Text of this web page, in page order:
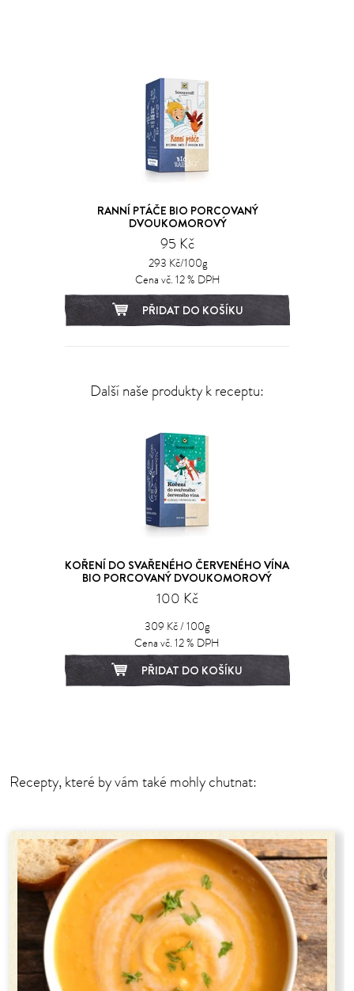
RANNÍ PTÁČE BIO PORCOVANÝ
DVOUKOMOROVÝ
95 Kč
293 Kč/100g
Cena vč. 12 % DPH
PŘIDAT DO KOŠÍKU
Další naše produkty k receptu:
KOŘENÍ DO SVAŘENÉHO ČERVENÉHO VÍNA
BIO PORCOVANÝ DVOUKOMOROVÝ
100 Kč
309 Kč / 100g
Cena vč. 12 % DPH
PŘIDAT DO KOŠÍKU
Recepty, které by vám také mohly chutnat: